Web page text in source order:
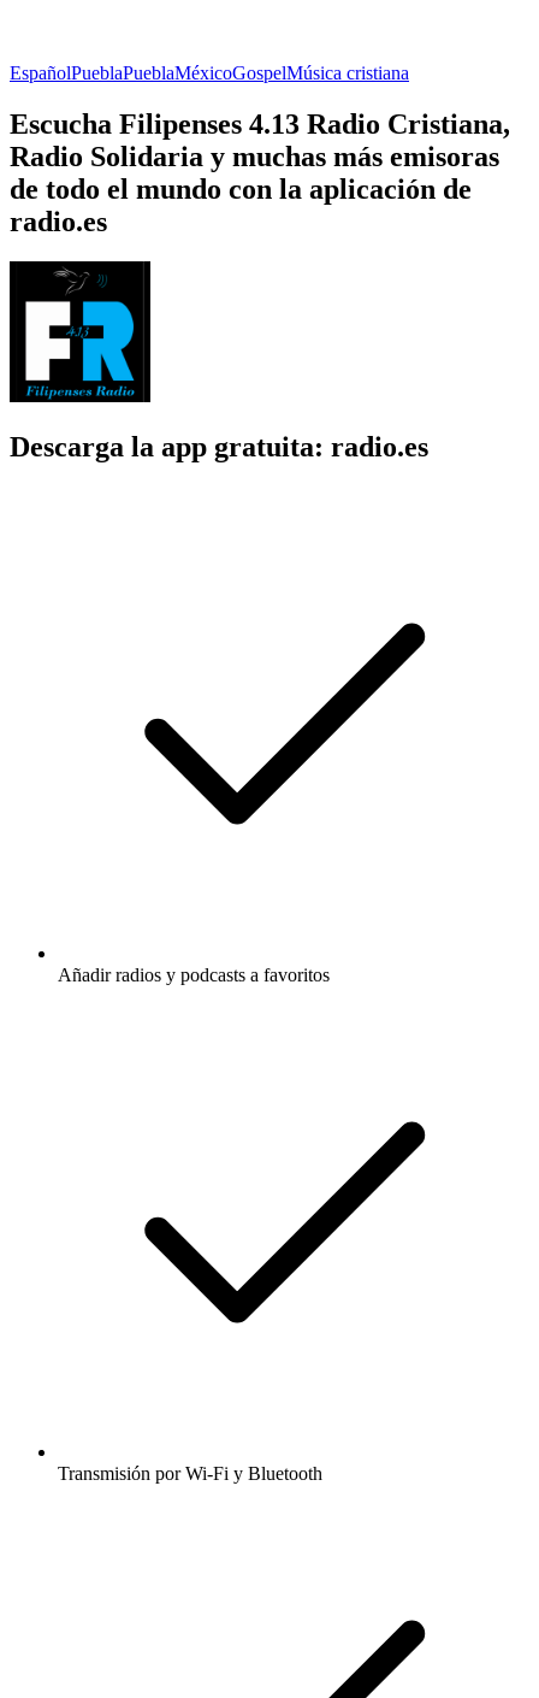
EspañolPueblaPueblaMéxicoGospelMúsica cristiana
Escucha Filipenses 4.13 Radio Cristiana,
Radio Solidaria y muchas más emisoras
de todo el mundo con la aplicación de
radio.es
Descarga la app gratuita: radio.es
Añadir radios y podcasts a favoritos
Transmisión por Wi-Fi y Bluetooth